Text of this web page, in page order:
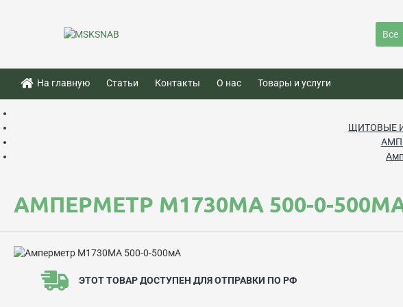
Все
На главную Статьи Контакты О нас Товары и услуги
ЩИТОВЫЕ
АМПЕРМЕТР М1730МА 500-0-
ЭТОТ ТОВАР ДОСТУПЕН ДЛЯ ОТПРАВКИ ПО РФ